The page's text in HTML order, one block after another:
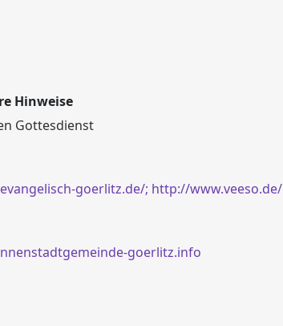
Hinweise
Gottesdienst
goerlitz.de/; http://www.veeso.de/
goerlitz.info